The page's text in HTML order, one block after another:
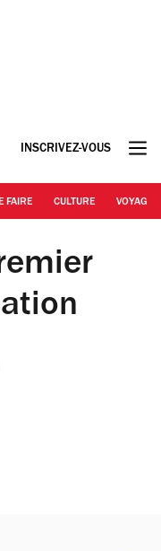
INSCRIVEZ-VOUS
FAIRE CULTURE VOYAGE